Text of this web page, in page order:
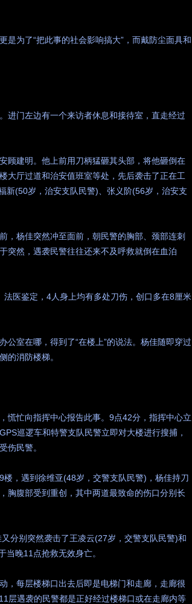
是为了“把此事的社会影响搞大”，而戴防尘面具和
进门左边有一个来访者休息和接待室，直走经过
顾建明。他上前用刀柄猛砸其头部，将他砸倒在
大厅过道和治安值班室等处，先后袭击了正在工
新(50岁，治安支队民警)、张义阶(56岁，治安支
，杨佳突然冲至面前，朝民警的胸部、颈部连刺
突然，遇袭民警往往还来不及呼救就倒在血泊
医鉴定，4人身上均有多处刀伤，创口多在8厘米
公室在哪，得到了“在楼上”的说法。杨佳随即穿过
的消防楼梯。
慌忙向指挥中心报告此事。9点42分，指挥中心立
巡逻车和特警支队民警立即对大楼进行搜捕，
伤民警。
，遇到徐维亚(48岁，交警支队民警)，杨佳持刀
胸腹部受到重创，其中两道最致命的伤口分别长
分别突然袭击了王凌云(27岁，交警支队民警)和
晚11点抢救无效身亡。
，每层楼梯口出去后即是电梯门和走廊，走廊很
层遇袭的民警都是正好经过楼梯口或在走廊内等